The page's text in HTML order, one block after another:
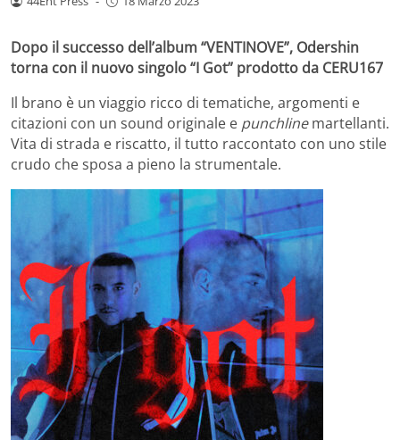
Dopo il successo dell’album “VENTINOVE”, Odershin
torna con il nuovo singolo “I Got” prodotto da CERU167
Il brano è un viaggio ricco di tematiche, argomenti e
citazioni con un sound originale e punchlinemartellanti.
Vita di strada e riscatto, il tutto raccontato con uno stile
crudo che sposa a pieno la strumentale.